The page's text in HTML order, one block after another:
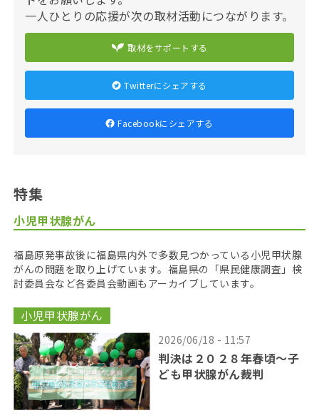
一人ひとりの応援が次の取材活動につながります。
取材をサポートする
Twitterにシェアする
Facebookにシェアする
特集
小児甲状腺がん
福島原発事故後に福島県内外で多数見つかっている小児甲状腺
がんの問題を取り上げています。福島県の「県民健康調査」検
討委員会など各委員会動画もアーカイブしています。
小児甲状腺がん
2026/06/18 - 11:57
判決は２０２８年春頃〜子
ども甲状腺がん裁判